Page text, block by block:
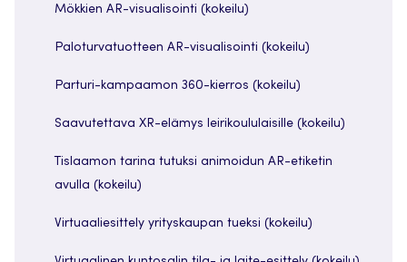
Mökkien AR-visualisointi (kokeilu)
Paloturvatuotteen AR-visualisointi (kokeilu)
Parturi-kampaamon 360-kierros (kokeilu)
Saavutettava XR-elämys leirikoululaisille (kokeilu)
Tislaamon tarina tutuksi animoidun AR-etiketin
avulla (kokeilu)
Virtuaaliesittely yrityskaupan tueksi (kokeilu)